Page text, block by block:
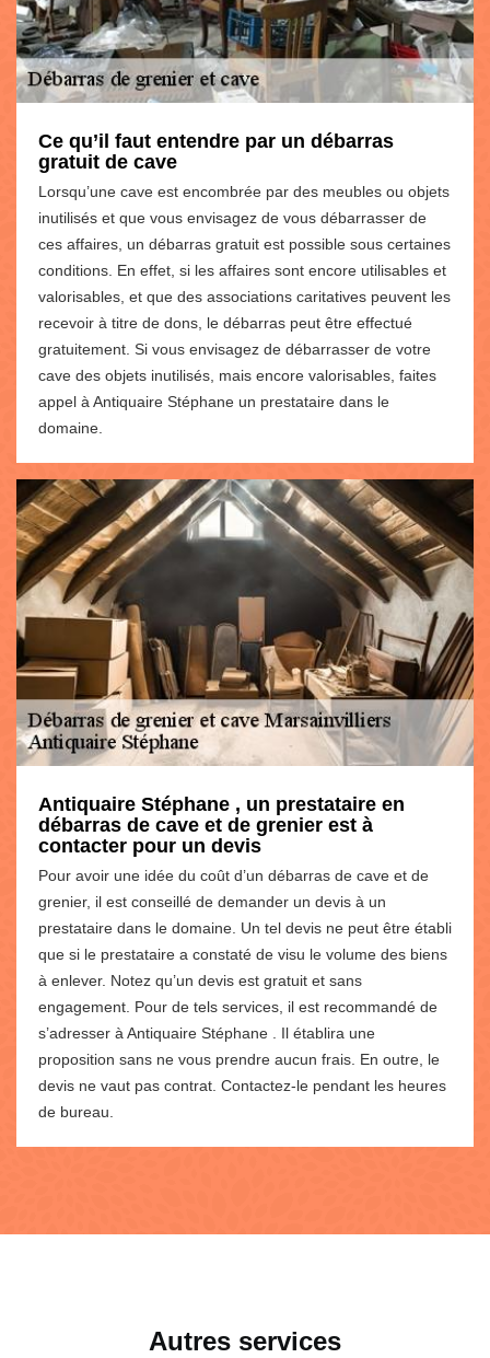
Ce qu’il faut entendre par un débarras
gratuit de cave
Lorsqu’une cave est encombrée par des meubles ou objets
inutilisés et que vous envisagez de vous débarrasser de
ces affaires, un débarras gratuit est possible sous certaines
conditions. En effet, si les affaires sont encore utilisables et
valorisables, et que des associations caritatives peuvent les
recevoir à titre de dons, le débarras peut être effectué
gratuitement. Si vous envisagez de débarrasser de votre
cave des objets inutilisés, mais encore valorisables, faites
appel à Antiquaire Stéphane un prestataire dans le
domaine.
Antiquaire Stéphane , un prestataire en
débarras de cave et de grenier est à
contacter pour un devis
Pour avoir une idée du coût d’un débarras de cave et de
grenier, il est conseillé de demander un devis à un
prestataire dans le domaine. Un tel devis ne peut être établi
que si le prestataire a constaté de visu le volume des biens
à enlever. Notez qu’un devis est gratuit et sans
engagement. Pour de tels services, il est recommandé de
s’adresser à Antiquaire Stéphane . Il établira une
proposition sans ne vous prendre aucun frais. En outre, le
devis ne vaut pas contrat. Contactez-le pendant les heures
de bureau.
Autres services